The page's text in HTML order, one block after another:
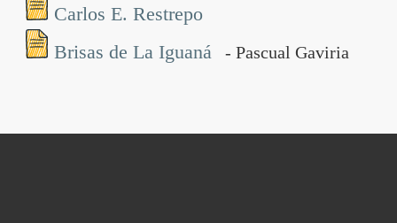
Carlos E. Restrepo
Brisas de La Iguaná
- Pascual Gaviria